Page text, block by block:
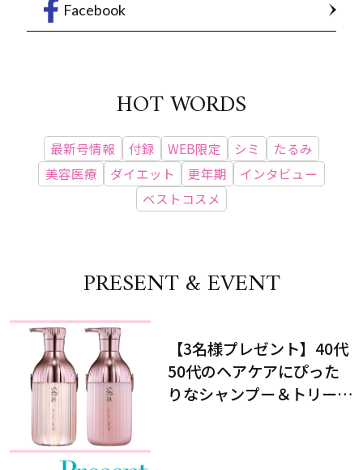
Facebook
HOT WORDS
最新号情報 付録 WEB限定 シミ
たるみ
美容医療
ダイエット 更年期
インタビュー
ベストコスメ
PRESENT & EVENT
【3名様プレゼント】40代
50代のヘアケアにぴった
りなシャンプー＆トリート